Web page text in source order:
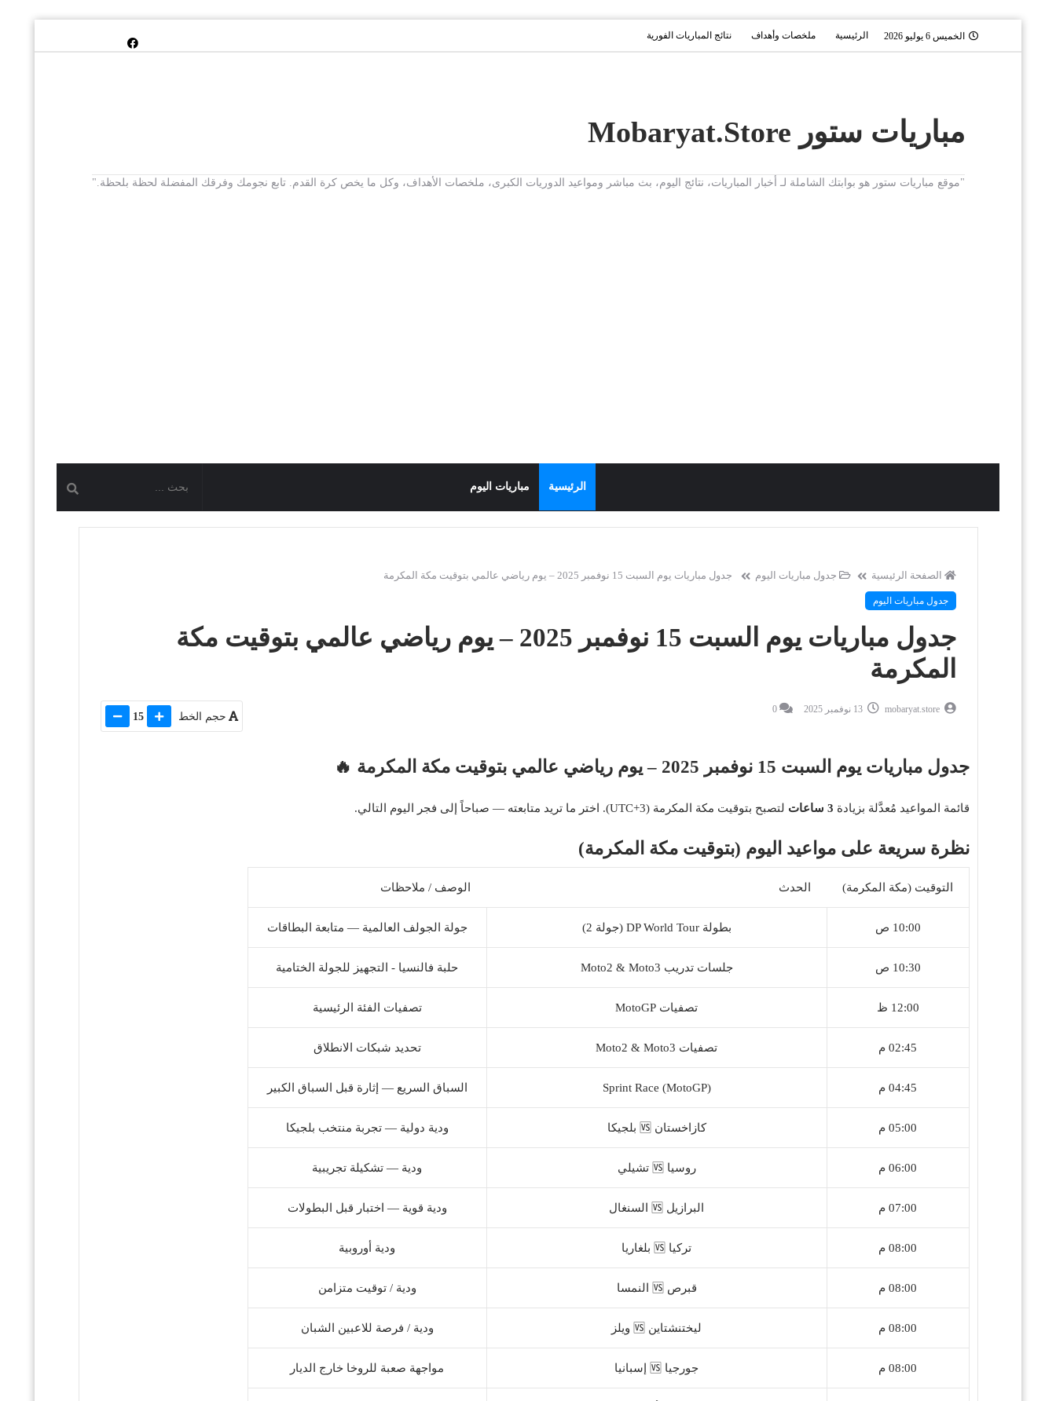
الخميس 6 يوليو 2026 الرئيسية ملخصات وأهداف نتائج المباريات الفورية
مباريات ستور Mobaryat.Store
"موقع مباريات ستور هو بوابتك الشاملة لـ أخبار المباريات، نتائج اليوم، بث مباشر ومواعيد الدوريات الكبرى، ملخصات الأهداف، وكل ما يخص كرة القدم. تابع نجومك وفرقك المفضلة لحظة بلحظة."
الرئيسية مباريات اليوم
الصفحة الرئيسية جدول مباريات اليوم جدول مباريات يوم السبت 15 نوفمبر 2025 – يوم رياضي عالمي بتوقيت مكة المكرمة
جدول مباريات اليوم
جدول مباريات يوم السبت 15 نوفمبر 2025 – يوم رياضي عالمي بتوقيت مكة
المكرمة
mobaryat.store 13 نوفمبر 2025 0
حجم الخط 15
جدول مباريات يوم السبت 15 نوفمبر 2025 – يوم رياضي عالمي بتوقيت مكة المكرمة 🔥
قائمة المواعيد مُعدَّلة بزيادة 3 ساعات لتصبح بتوقيت مكة المكرمة (UTC+3). اختر ما تريد متابعته — صباحاً إلى فجر اليوم التالي.
نظرة سريعة على مواعيد اليوم (بتوقيت مكة المكرمة)
التوقيت (مكة المكرمة) الحدث الوصف / ملاحظات
10:00 ص بطولة DP World Tour (جولة 2) جولة الجولف العالمية — متابعة البطاقات
10:30 ص جلسات تدريب Moto2 & Moto3 حلبة فالنسيا - التجهيز للجولة الختامية
12:00 ظ تصفيات MotoGP تصفيات الفئة الرئيسية
02:45 م تصفيات Moto2 & Moto3 تحديد شبكات الانطلاق
04:45 م Sprint Race (MotoGP) السباق السريع — إثارة قبل السباق الكبير
05:00 م كازاخستان 🆚 بلجيكا ودية دولية — تجربة منتخب بلجيكا
06:00 م روسيا 🆚 تشيلي ودية — تشكيلة تجريبية
07:00 م البرازيل 🆚 السنغال ودية قوية — اختبار قبل البطولات
08:00 م تركيا 🆚 بلغاريا ودية أوروبية
08:00 م قبرص 🆚 النمسا ودية / توقيت متزامن
08:00 م ليختنشتاين 🆚 ويلز ودية / فرصة للاعبين الشبان
08:00 م جورجيا 🆚 إسبانيا مواجهة صعبة للروخا خارج الديار